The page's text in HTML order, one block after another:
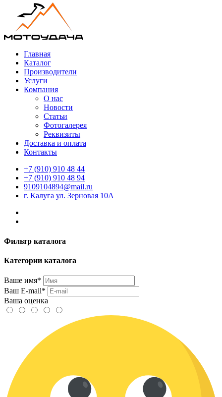
Главная
Каталог
Производители
Услуги
Компания
О нас
Новости
Статьи
Фотогалерея
Реквизиты
Доставка и оплата
Контакты
+7 (910) 910 48 44
+7 (910) 910 48 94
9109104894@mail.ru
г. Калуга ул. Зерновая 10А
Фильтр каталога
Категории каталога
Ваше имя*
Ваш E-mail*
Ваша оценка